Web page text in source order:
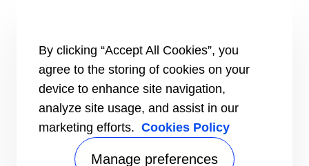
BRONNEN
Brochures
Video's
INFORMATIE VOOR
Leveranciers
Investeerders
By clicking “Accept All Cookies”, you
agree to the storing of cookies on your
device to enhance site navigation,
analyze site usage, and assist in our
marketing efforts. Cookies Policy
Manage preferences